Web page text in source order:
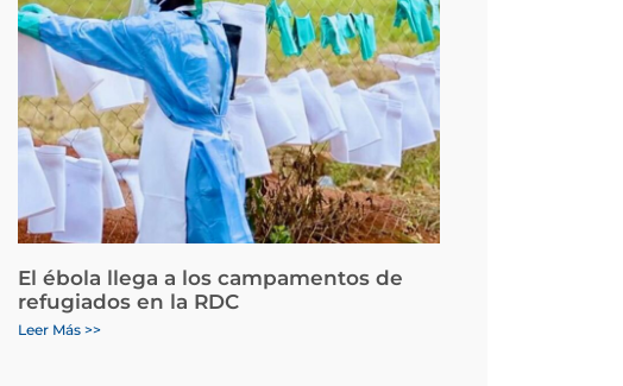
El ébola llega a los campamentos de
refugiados en la RDC
Leer Más >>